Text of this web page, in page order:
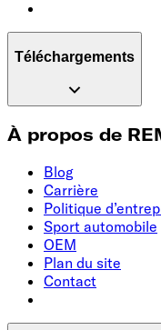
Téléchargements
À propos de
Blog
Carrière
Politique
Sport automobile
OEM
Plan du site
Contact